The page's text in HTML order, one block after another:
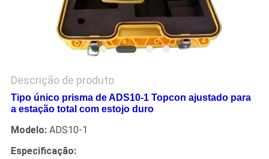
Descrição de produto
Tipo único prisma de ADS10-1 Topcon ajustado para
a estação total com estojo duro
Modelo:ADS10-1
Especificação: